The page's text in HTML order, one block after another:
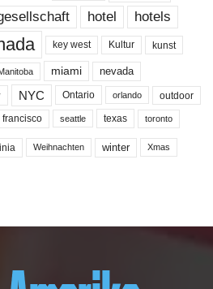
hotel hotels
key west Kultur kunst
miami nevada
NYC Ontario orlando outdoor
francisco seattle texas toronto
Weihnachten winter Xmas